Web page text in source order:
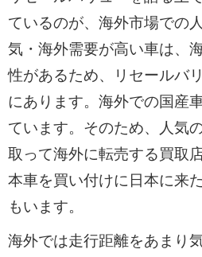
ているのが、海外市場での
気・海外需要が高い車は、
性があるため、リセールバ
にあります。海外での国産
ています。そのため、人気
取って海外に転売する買取
本車を買い付けに日本に来
もいます。
海外では走行距離をあまり